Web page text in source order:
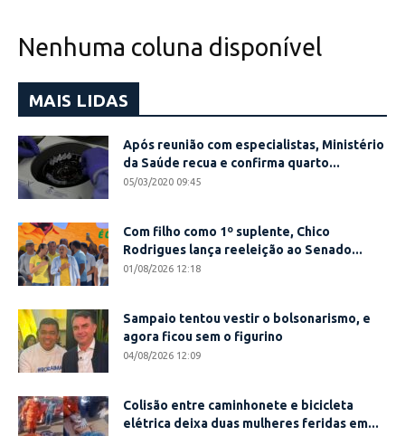
Nenhuma coluna disponível
MAIS LIDAS
Após reunião com especialistas, Ministério
da Saúde recua e confirma quarto...
05/03/2020 09:45
Com filho como 1º suplente, Chico
Rodrigues lança reeleição ao Senado...
01/08/2026 12:18
Sampaio tentou vestir o bolsonarismo, e
agora ficou sem o figurino
04/08/2026 12:09
Colisão entre caminhonete e bicicleta
elétrica deixa duas mulheres feridas em...